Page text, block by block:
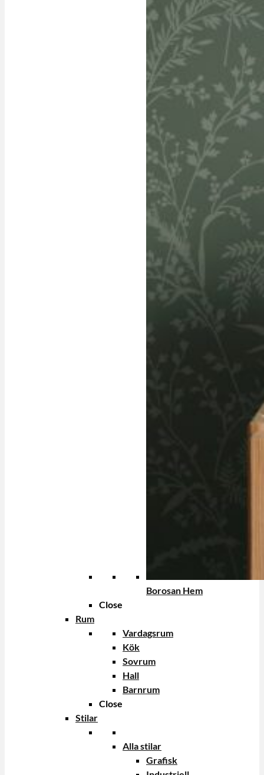
Borosan Hem
Close
Rum
Vardagsrum
Kök
Sovrum
Hall
Barnrum
Close
Stilar
Alla stilar
Grafisk